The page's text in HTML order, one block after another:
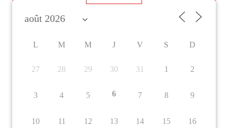
L M M J V S D
27 28 29 30 31 1 2
3 4 5 6 7 8 9
10 11 12 13 14 15 16